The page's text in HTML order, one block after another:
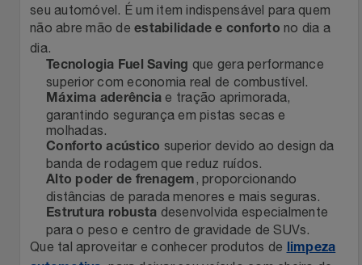
Papelaria
Páscoa
Perfumaria
Perfume
Perfumes
Perfumes & Cosméticos
Ponto Frio
Portal Das Malas
Porto Brasil
Renner
Safe – Escola De Aviação
seu automóvel. É um item indispensável para quem
não abre mão de estabilidade e conforto no dia a
dia.
Tecnologia Fuel Saving que gera performance
superior com economia real de combustível.
Máxima aderência e tração aprimorada,
garantindo segurança em pistas secas e
molhadas.
Conforto acústico superior devido ao design da
banda de rodagem que reduz ruídos.
Alto poder de frenagem, proporcionando
distâncias de parada menores e mais seguras.
Estrutura robusta desenvolvida especialmente
para o peso e centro de gravidade de SUVs.
Que tal aproveitar e conhecer produtos de limpeza